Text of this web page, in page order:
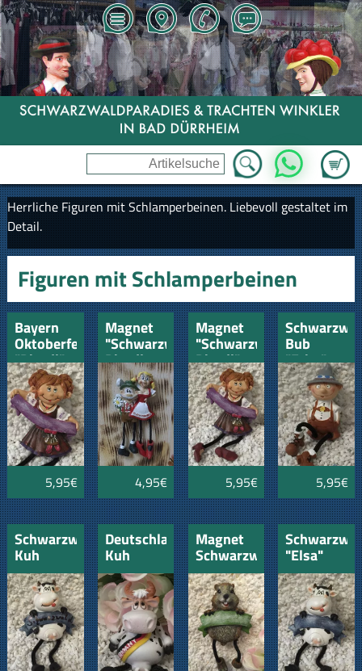
Zum
WhatsApp
Herrliche Figuren mit Schlamperbeinen. Liebevoll gestaltet im
Detail.
Figuren mit Schlamperbeinen
Bayern
Oktoberfest
"Dirndl"
5,95€
Magnet
"Schwarzwald"
Dirndlpaar
Marie
und
Seppi
4,95€
Magnet
"Schwarzwald-
Dirndl"
5,95€
Bub
"Fritz"
5,95€
Schwarzwald-
Kuh
Deutschland
Kuh
Magnet
Schwarzwald
Bieber
"Eugen"
"Elsa"